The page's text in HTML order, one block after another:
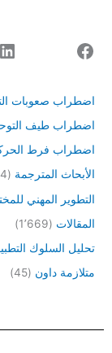
اضطراب صعوبات
اضطراب طيف
اضطراب فرط
الأبحاث المترجمة (4)
التطوير المهني
المقالات (1٬669)
تحليل السلوك
متلازمة داون (45)